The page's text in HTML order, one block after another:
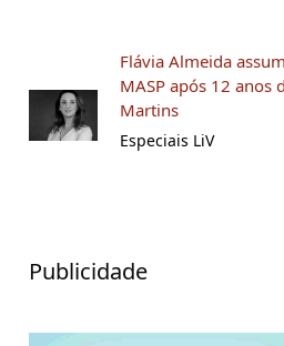
Flávia Almeida
MASP após 12 anos
Martins
Especiais LiV
Publicidade